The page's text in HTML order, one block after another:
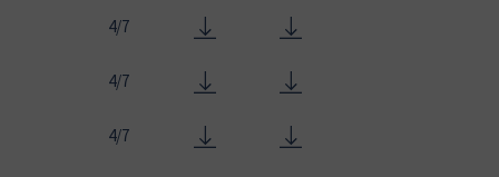
4/7
4/7
4/7